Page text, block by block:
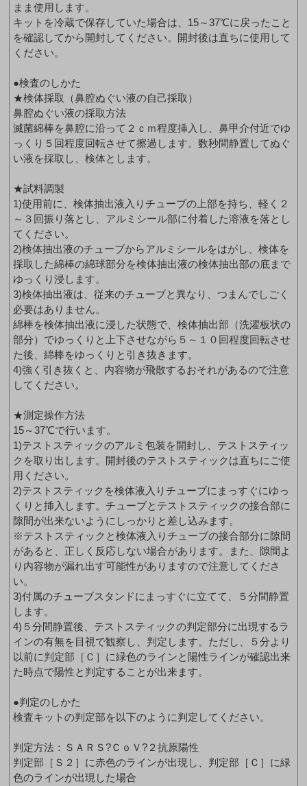
まま使用します。
キットを冷蔵で保存していた場合は、15～37℃に戻ったこと
を確認してから開封してください。開封後は直ちに使用して
ください。
●検査のしかた
★検体採取（鼻腔ぬぐい液の自己採取）
鼻腔ぬぐい液の採取方法
滅菌綿棒を鼻腔に沿って２ｃｍ程度挿入し、鼻甲介付近でゆ
っくり５回程度回転させて擦過します。数秒間静置してぬぐ
い液を採取し、検体とします。
★試料調製
1)使用前に、検体抽出液入りチューブの上部を持ち、軽く２
～３回振り落とし、アルミシール部に付着した溶液を落とし
てください。
2)検体抽出液のチューブからアルミシールをはがし、検体を
採取した綿棒の綿球部分を検体抽出液の検体抽出部の底まで
ゆっくり浸します。
3)検体抽出液は、従来のチューブと異なり、つまんでしごく
必要はありません。
綿棒を検体抽出液に浸した状態で、検体抽出部（洗濯板状の
部分）でゆっくりと上下させながら５～１０回程度回転させ
た後、綿棒をゆっくりと引き抜きます。
4)強く引き抜くと、内容物が飛散するおそれがあるので注意
してください。
★測定操作方法
15～37℃で行います。
1)テストスティックのアルミ包装を開封し、テストスティッ
クを取り出します。開封後のテストスティックは直ちにご使
用ください。
2)テストスティックを検体液入りチューブにまっすぐにゆっ
くりと挿入します。チューブとテストスティックの接合部に
隙間が出来ないようにしっかりと差し込みます。
※テストスティックと検体液入りチューブの接合部分に隙間
があると、正しく反応しない場合があります。また、隙間よ
り内容物が漏れ出す可能性がありますので注意してくださ
い。
3)付属のチューブスタンドにまっすぐに立てて、５分間静置
します。
4)５分間静置後、テストスティックの判定部分に出現するラ
インの有無を目視で観察し、判定します。ただし、５分より
以前に判定部［Ｃ］に緑色のラインと陽性ラインが確認出来
た時点で陽性と判定することが出来ます。
●判定のしかた
検査キットの判定部を以下のように判定してください。
判定方法：ＳＡＲＳ?ＣｏＶ?２抗原陽性
判定部［Ｓ２］に赤色のラインが出現し、判定部［Ｃ］に緑
色のラインが出現した場合